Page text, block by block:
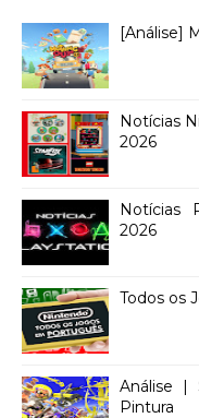
[Análise]
Notícias
2026
Notícias
2026
Todos os
Análise |
Pintura